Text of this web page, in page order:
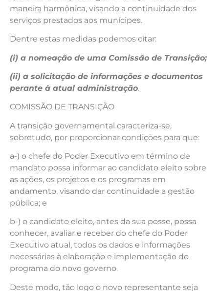
maneira harmônica, visando a continuidade dos
serviços prestados aos munícipes.
Dentre estas medidas podemos citar:
(i) a nomeação de uma Comissão de Transição;
(ii) a solicitação de informações e documentos
perante à atual administração.
COMISSÃO DE TRANSIÇÃO
A transição governamental caracteriza-se,
sobretudo, por proporcionar condições para que:
a-) o chefe do Poder Executivo em término de
mandato possa informar ao candidato eleito sobre
as ações, os projetos e os programas em
andamento, visando dar continuidade a gestão
pública; e
b-) o candidato eleito, antes da sua posse, possa
conhecer, avaliar e receber do chefe do Poder
Executivo atual, todos os dados e informações
necessárias à elaboração e implementação do
programa do novo governo.
Deste modo, tão logo o novo representante seja